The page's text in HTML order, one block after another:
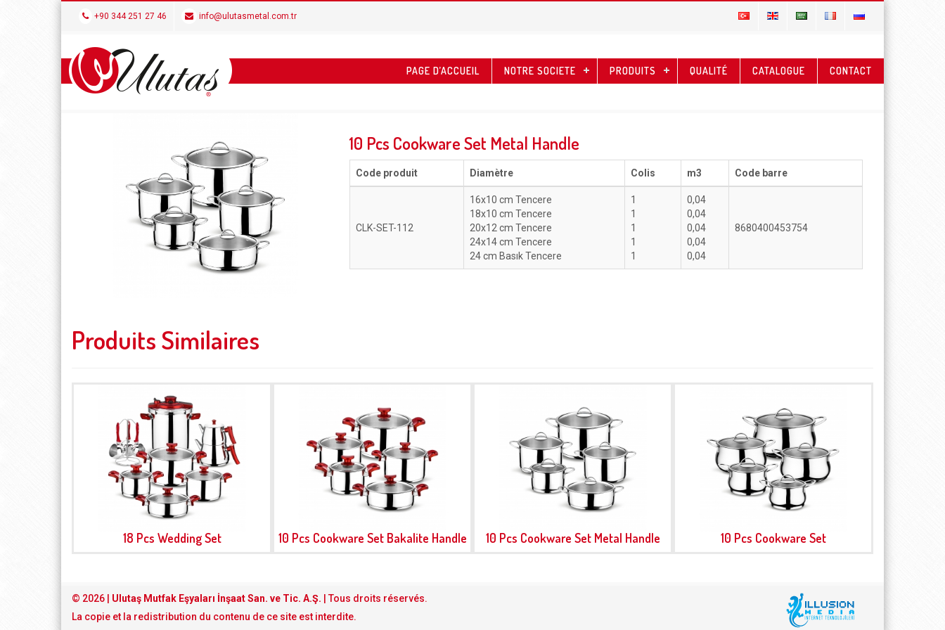
+90 344 251 27 46 info@ulutasmetal.com.tr
PAGE D’ACCUEIL NOTRE SOCIETE PRODUITS QUALITÉ CATALOGUE CONTACT
10 Pcs Cookware Set Metal Handle
Code produit Diamètre Colis m3 Code barre
CLK-SET-112
16x10 cm Tencere
18x10 cm Tencere
20x12 cm Tencere
24x14 cm Tencere
24 cm Basık Tencere
1
1
1
1
1
0,04
0,04
0,04
0,04
0,04
8680400453754
Produits Similaires
18 Pcs Wedding Set 10 Pcs Cookware Set Bakalite Handle 10 Pcs Cookware Set Metal Handle 10 Pcs Cookware Set
© 2026 | Ulutaş Mutfak Eşyaları İnşaat San. ve Tic. A.Ş. | Tous droits réservés.
La copie et la redistribution du contenu de ce site est interdite.